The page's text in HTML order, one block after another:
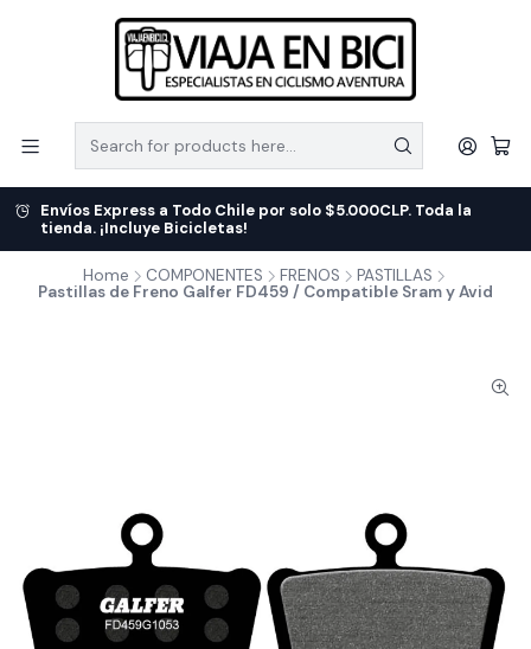
Envíos Express a Todo Chile por solo $5.000CLP. Toda la
tienda. ¡Incluye Bicicletas!
Home COMPONENTES FRENOS
PASTILLAS
Pastillas de Freno Galfer FD459 / Compatible Sram y Avid